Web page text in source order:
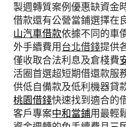
製週轉質案例優惠缺資金
借款還有公營當鋪選擇在
山汽車借款依據不同的車
外手續費用台北借錢提供
僅收取合法利息及倉棧費
活圈首選超短期借還款服
供低自備款及低利機器貸
桃園借錢快速找到適合的
客戶專案中和當鋪用最輕